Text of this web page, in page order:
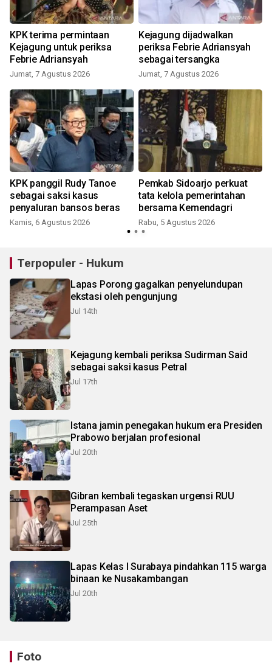
KPK terima permintaan
Kejagung untuk periksa
Febrie Adriansyah
Jumat, 7 Agustus 2026
Kejagung dijadwalkan
periksa Febrie Adriansyah
sebagai tersangka
Jumat, 7 Agustus 2026
KPK panggil Rudy Tanoe
sebagai saksi kasus
penyaluran bansos beras
Kamis, 6 Agustus 2026
Pemkab Sidoarjo perkuat
tata kelola pemerintahan
bersama Kemendagri
Rabu, 5 Agustus 2026
Terpopuler - Hukum
Lapas Porong gagalkan penyelundupan
ekstasi oleh pengunjung
Jul 14th
Kejagung kembali periksa Sudirman Said
sebagai saksi kasus Petral
Jul 17th
Istana jamin penegakan hukum era Presiden
Prabowo berjalan profesional
Jul 20th
Gibran kembali tegaskan urgensi RUU
Perampasan Aset
Jul 25th
Lapas Kelas I Surabaya pindahkan 115 warga
binaan ke Nusakambangan
Jul 20th
Foto